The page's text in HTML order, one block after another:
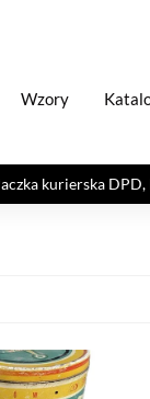
Wzory
kurierska